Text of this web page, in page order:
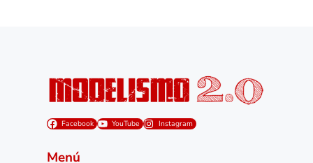
Facebook YouTube Instagram
Menú